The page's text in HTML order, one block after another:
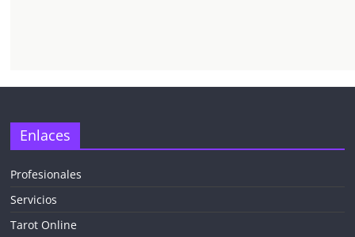
Enlaces
Profesionales
Servicios
Tarot Online